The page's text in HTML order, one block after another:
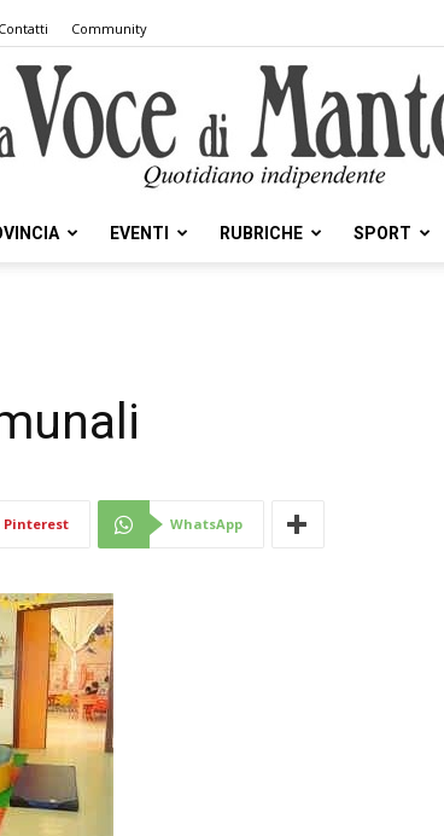
Contatti Community
EVENTI RUBRICHE SPORT
Pinterest WhatsApp